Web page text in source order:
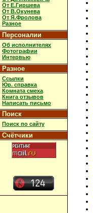
От Е.Гиршева
От В.Окунева
От Я.Фролова
Разное
Персоналии
Об исполнителях
Фотографии
Интервью
Разное
Ссылки
Юр. справка
Комната смеха
Книга отзывов
Написать письмо
Поиск
Поиск по сайту
Счётчики